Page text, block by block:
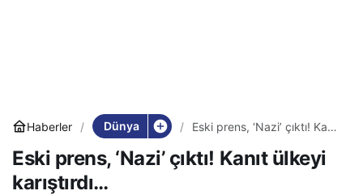
Haberler Dünya
Eski prens, ‘Nazi’ çıktı! Kanıt
Eski prens, ‘Nazi’ çıktı! Kanıt ülkeyi
karıştırdı…